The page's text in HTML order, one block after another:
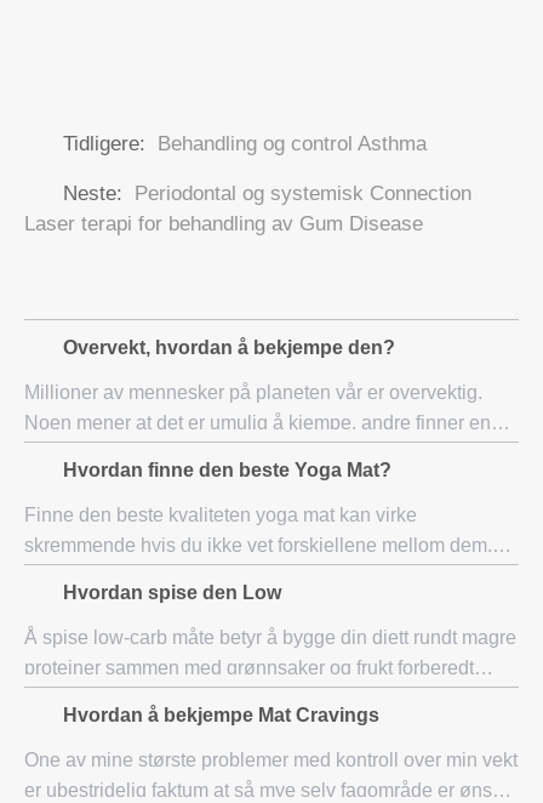
Tidligere: Behandling og control Asthma
Neste:
Periodontal og systemisk Connection
Laser terapi for behandling av Gum Disease
Overvekt, hvordan å bekjempe den?
Millioner av mennesker på planeten vår er overvektig.
Noen mener at det er umulig å kjempe, andre finner en
kosthold og nektet et dårlig mål
Hvordan finne den beste Yoga Mat?
Finne den beste kvaliteten yoga mat kan virke
skremmende hvis du ikke vet forskjellene mellom dem.
overordnede yoga matter for deg være annerledes enn
enk
Hvordan spise den Low
Å spise low-carb måte betyr å bygge din diett rundt magre
proteiner sammen med grønnsaker og frukt forberedt
på kjøtt mer enn carb-tung pote
Hvordan å bekjempe Mat Cravings
One av mine største problemer med kontroll over min vekt
er ubestridelig faktum at så mye selv fagområde er ønsket